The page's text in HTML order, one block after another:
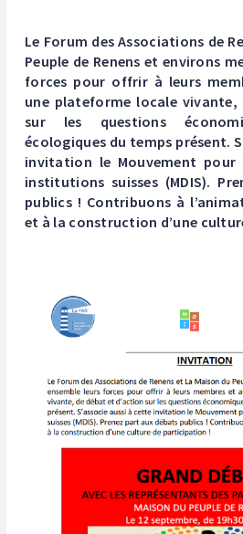
Le Forum des Associations de
Peuple de Renens et environs
forces pour offrir à leurs
une plateforme locale vivante,
sur les questions
écologiques du temps présent.
invitation le Mouvement pour
institutions suisses (MDIS).
publics ! Contribuons à
et à la construction d’une